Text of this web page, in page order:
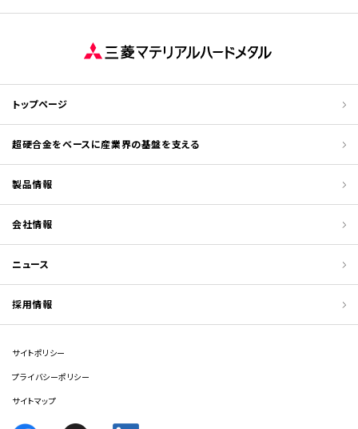
トップページ
超硬合金をベースに産業界の基盤を支える
製品情報
会社情報
ニュース
採用情報
サイトポリシー
プライバシーポリシー
サイトマップ